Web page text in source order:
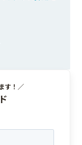
す！／